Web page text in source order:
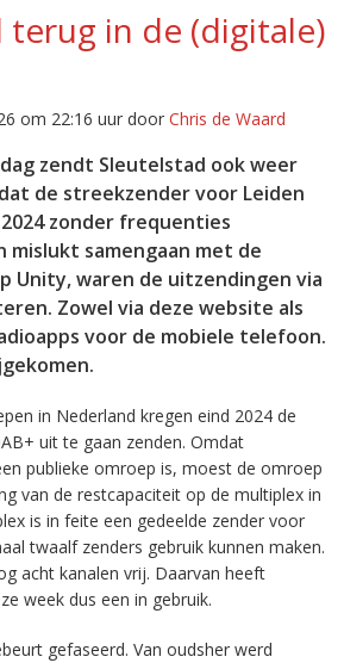
terug in de (digitale)
om 22:16 uur door Chris de Waard
zendt Sleutelstad ook weer
de streekzender voor Leiden
zonder frequenties
mislukt samengaan met de
Unity, waren de uitzendingen via
Zowel via deze website als
voor de mobiele telefoon.
in Nederland kregen eind 2024 de
uit te gaan zenden. Omdat
publieke omroep is, moest de omroep
van de restcapaciteit op de multiplex in
is in feite een gedeelde zender voor
twaalf zenders gebruik kunnen maken.
acht kanalen vrij. Daarvan heeft
week dus een in gebruik.
gefaseerd. Van oudsher werd